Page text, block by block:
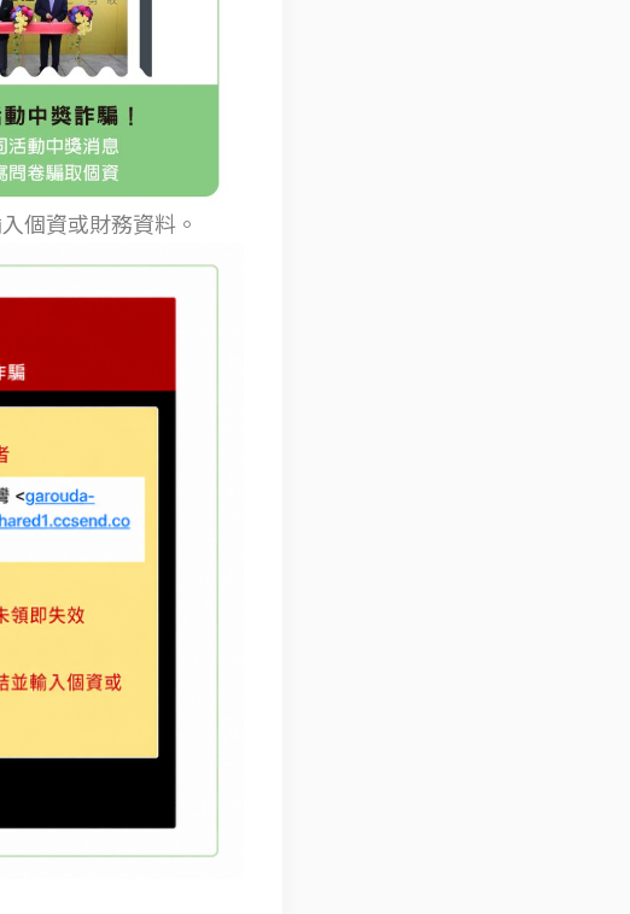
個資或財務資料。